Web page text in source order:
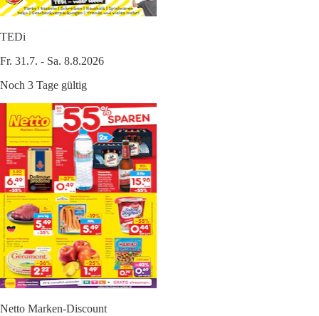
TEDi
Fr. 31.7. - Sa. 8.8.2026
Noch 3 Tage gültig
Netto Marken-Discount